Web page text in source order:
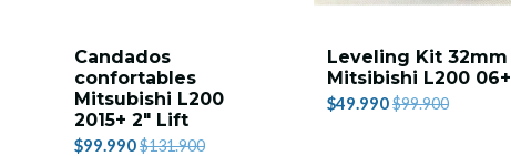
Candados
confortables
Mitsubishi L200
2015+ 2" Lift
$99.990$131.900
Leveling Kit 32mm
Mitsibishi L200 06+
$49.990$99.900